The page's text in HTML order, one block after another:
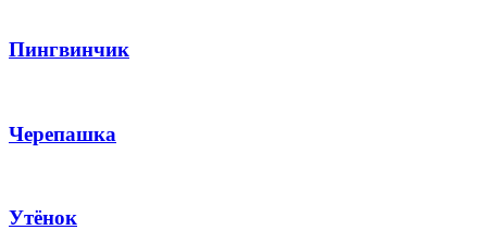
Пингвинчик
Черепашка
Утёнок